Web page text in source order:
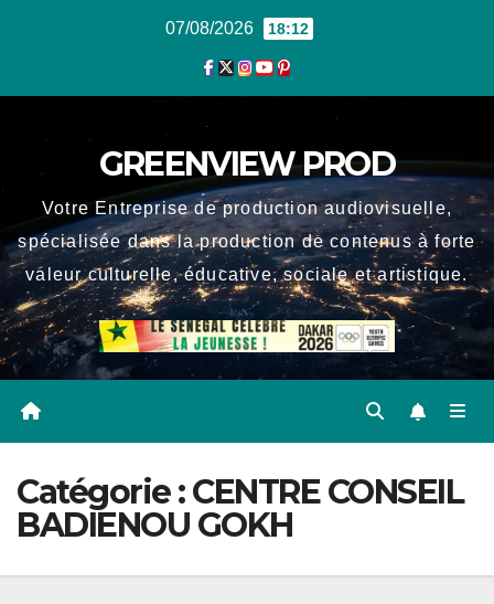
07/08/2026 18:12
GREENVIEW PROD
Votre Entreprise de production audiovisuelle,
spécialisée dans la production de contenus à forte
valeur culturelle, éducative, sociale et artistique.
Catégorie :CENTRE CONSEIL
BADIENOU GOKH